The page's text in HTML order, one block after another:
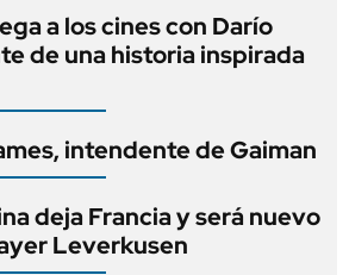
a los cines con Darío
de una historia inspirada
intendente de Gaiman
deja Francia y será nuevo
Leverkusen